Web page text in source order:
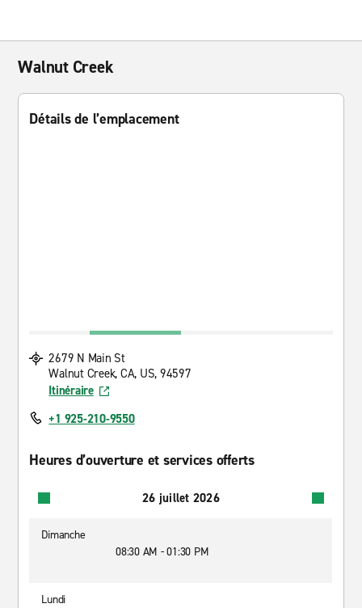
Walnut Creek
Détails de l’emplacement
2679 N Main St
Walnut Creek, CA, US, 94597
Itinéraire
+1 925-210-9550
Heures d’ouverture et services offerts
26 juillet 2026
Dimanche
08:30 AM - 01:30 PM
Lundi